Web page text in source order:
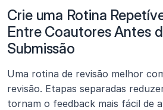
Crie uma Rotina
Entre Coautores Antes
Submissão
Uma rotina de revisão melhor
revisão. Etapas separadas
tornam o feedback mais fácil de